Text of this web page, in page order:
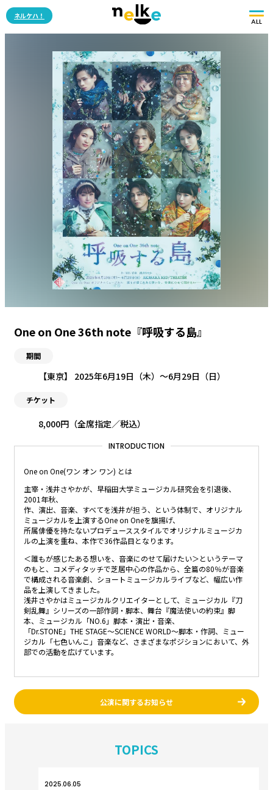
ネルケハ！
ALL
One on One 36th note『呼吸する島』
期間
【東京】 2025年6月19日（木）〜6月29日（日）
チケット
8,000円（全席指定／税込）
INTRODUCTION
One on One(ワン オン ワン) とは
主宰・浅井さやかが、早稲田大学ミュージカル研究会を引退後、
2001年秋、
作、演出、音楽、すべてを浅井が担う、という体制で、オリジナル
ミュージカルを上演するOne on Oneを旗揚げ、
所属俳優を持たないプロデューススタイルでオリジナルミュージカ
ルの上演を重ね、本作で36作品目となります。
＜誰もが感じたある想いを、音楽にのせて届けたい＞というテーマ
のもと、コメディタッチで芝居中心の作品から、全篇の80％が音楽
で構成される音楽劇、ショートミュージカルライブなど、幅広い作
品を上演してきました。
浅井さやかはミュージカルクリエイターとして、ミュージカル『刀
剣乱舞』シリーズの一部作詞・脚本、舞台『魔法使いの約束』脚
本、ミュージカル「NO.6」脚本・演出・音楽、
「Dr.STONE」THE STAGE～SCIENCE WORLD～脚本・作詞、ミュー
ジカル「七色いんこ」音楽など、さまざまなポジションにおいて、外
部での活動を広げています。
公演に関するお知らせ
TOPICS
2025.06.05